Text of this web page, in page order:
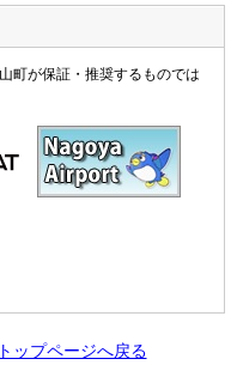
町が保証・推奨するものでは
トップページへ戻る